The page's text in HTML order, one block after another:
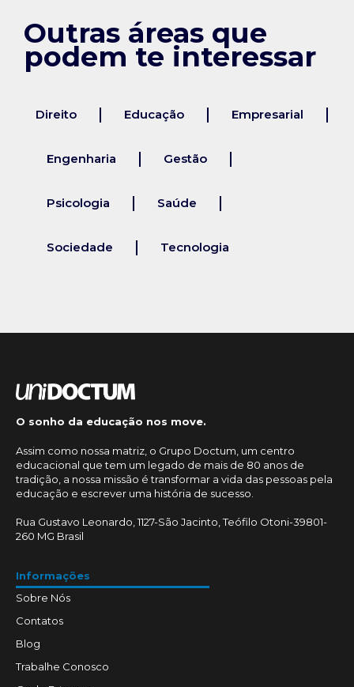
Outras áreas que
podem te interessar
Direito Educação Empresarial
Engenharia Gestão
Psicologia Saúde
Sociedade Tecnologia
O sonho da educação nos move.
Assim como nossa matriz, o Grupo Doctum, um centro
educacional que tem um legado de mais de 80 anos de
tradição, a nossa missão é transformar a vida das pessoas pela
educação e escrever uma história de sucesso.
Rua Gustavo Leonardo, 1127-São Jacinto, Teófilo Otoni-39801-
260 MG Brasil
Informações
Sobre Nós
Contatos
Blog
Trabalhe Conosco